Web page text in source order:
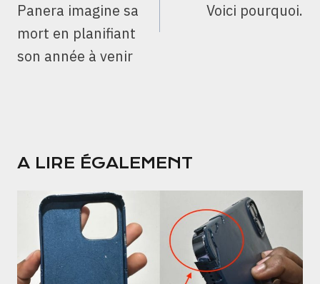
Panera imagine sa
mort en planifiant
son année à venir
Voici pourquoi.
A LIRE ÉGALEMENT